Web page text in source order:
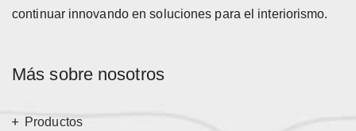
continuar innovando en soluciones para el interiorismo.
Más sobre nosotros
Productos